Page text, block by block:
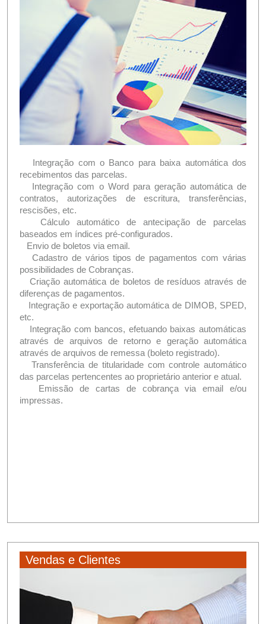
Integração com o Banco para baixa automática dos
recebimentos das parcelas.
Integração com o Word para geração automática de
contratos, autorizações de escritura, transferências,
rescisões, etc.
Cálculo automático de antecipação de parcelas
baseados em índices pré-configurados.
Envio de boletos via email.
Cadastro de vários tipos de pagamentos com várias
possibilidades de Cobranças.
Criação automática de boletos de resíduos através de
diferenças de pagamentos.
Integração e exportação automática de DIMOB, SPED,
etc.
Integração com bancos, efetuando baixas automáticas
através de arquivos de retorno e geração automática
através de arquivos de remessa (boleto registrado).
Transferência de titularidade com controle automático
das parcelas pertencentes ao proprietário anterior e atual.
Emissão de cartas de cobrança via email e/ou
impressas.
Vendas e Clientes